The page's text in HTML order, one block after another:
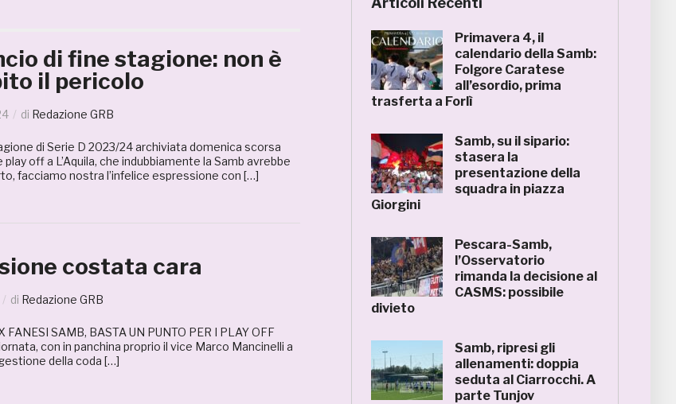
di fine stagione: non è
il pericolo
di Redazione GRB
di Serie D 2023/24 archiviata domenica scorsa
play off a L’Aquila, che indubbiamente la Samb avrebbe
facciamo nostra l’infelice espressione con […]
costata cara
di Redazione GRB
FANESI SAMB, BASTA UN PUNTO PER I PLAY OFF
con in panchina proprio il vice Marco Mancinelli a
della coda […]
Primavera 4, il
calendario della Samb:
Folgore Caratese
all’esordio, prima
trasferta a Forlì
Samb, su il sipario:
stasera la
presentazione della
squadra in piazza
Giorgini
Pescara-Samb,
l’Osservatorio
rimanda la decisione al
CASMS: possibile
divieto
Samb, ripresi gli
allenamenti: doppia
seduta al Ciarrocchi. A
parte Tunjov